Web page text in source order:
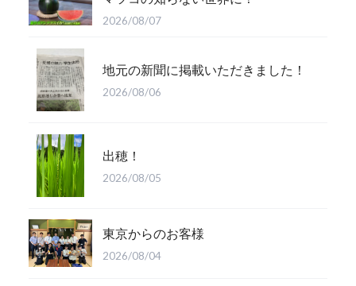
2026/08/07
地元の新聞に掲載いただきました！
2026/08/06
出穂！
2026/08/05
東京からのお客様
2026/08/04